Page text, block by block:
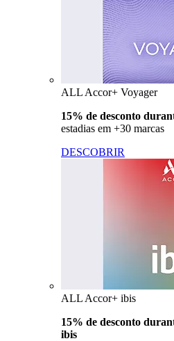
ALL Accor+ Voyager
15% de desconto
estadias em +30 marcas
DESCOBRIR
ALL Accor+ ibis
15% de desconto
ibis